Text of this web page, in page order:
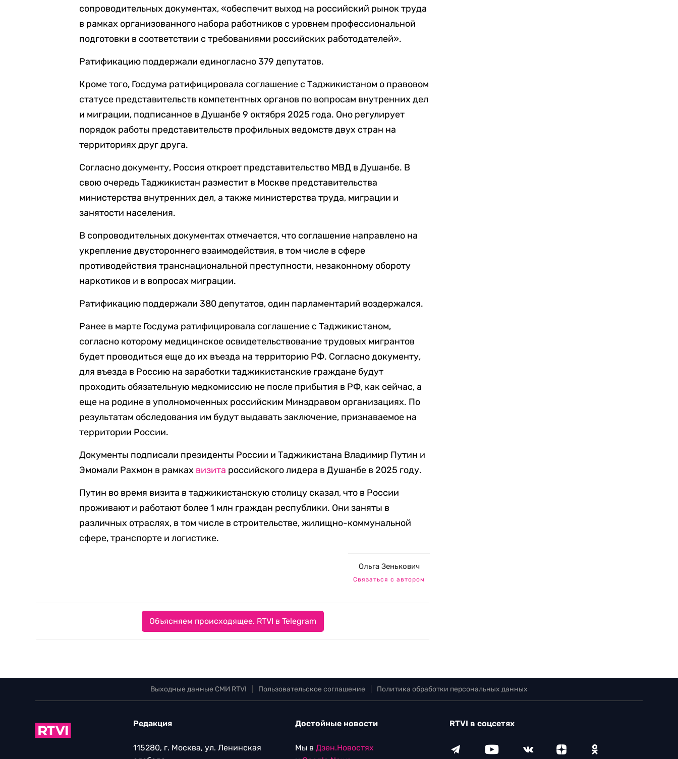
сопроводительных документах, «обеспечит выход на российский рынок труда
в рамках организованного набора работников с уровнем профессиональной
подготовки в соответствии с требованиями российских работодателей».
Ратификацию поддержали единогласно 379 депутатов.
Кроме того, Госдума ратифицировала соглашение с Таджикистаном о правовом
статусе представительств компетентных органов по вопросам внутренних дел
и миграции, подписанное в Душанбе 9 октября 2025 года. Оно регулирует
порядок работы представительств профильных ведомств двух стран на
территориях друг друга.
Согласно документу, Россия откроет представительство МВД в Душанбе. В
свою очередь Таджикистан разместит в Москве представительства
министерства внутренних дел, а также министерства труда, миграции и
занятости населения.
В сопроводительных документах отмечается, что соглашение направлено на
укрепление двустороннего взаимодействия, в том числе в сфере
противодействия транснациональной преступности, незаконному обороту
наркотиков и в вопросах миграции.
Ратификацию поддержали 380 депутатов, один парламентарий воздержался.
Ранее в марте Госдума ратифицировала соглашение с Таджикистаном,
согласно которому медицинское освидетельствование трудовых мигрантов
будет проводиться еще до их въезда на территорию РФ. Согласно документу,
для въезда в Россию на заработки таджикистанские граждане будут
проходить обязательную медкомиссию не после прибытия в РФ, как сейчас, а
еще на родине в уполномоченных российским Минздравом организациях. По
результатам обследования им будут выдавать заключение, признаваемое на
территории России.
Документы подписали президенты России и Таджикистана Владимир Путин и
Эмомали Рахмон в рамках визита российского лидера в Душанбе в 2025 году.
Путин во время визита в таджикистанскую столицу сказал, что в России
проживают и работают более 1 млн граждан республики. Они заняты в
различных отраслях, в том числе в строительстве, жилищно-коммунальной
сфере, транспорте и логистике.
Ольга Зенькович
Связаться с автором
Объясняем происходящее. RTVI в Telegram
Выходные данные СМИ RTVI Пользовательское соглашение Политика обработки персональных данных
Редакция
115280, г. Москва, ул. Ленинская
Достойные новости
Мы в Дзен.Новостях
RTVI в соцсетях